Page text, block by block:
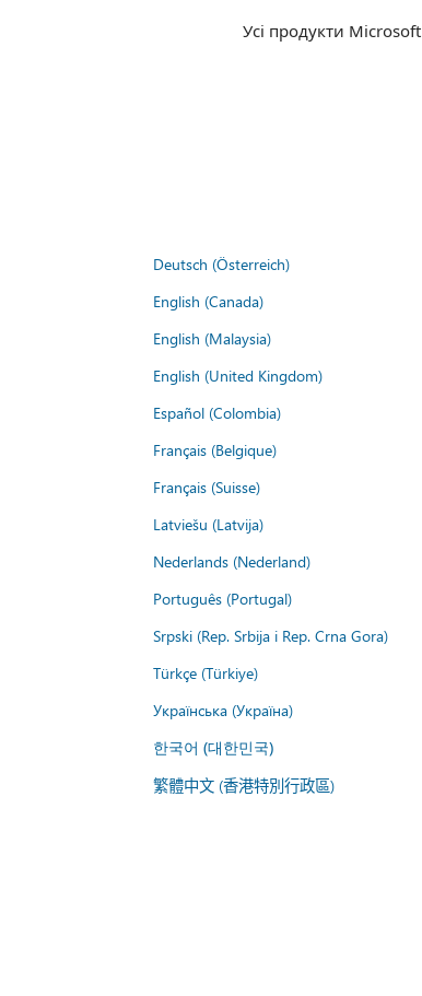
Усі продукти Microsoft
Deutsch (Österreich)
English (Canada)
English (Malaysia)
English (United Kingdom)
Español (Colombia)
Français (Belgique)
Français (Suisse)
Latviešu (Latvija)
Nederlands (Nederland)
Português (Portugal)
Srpski (Rep. Srbija i Rep. Crna Gora)
Türkçe (Türkiye)
Українська (Україна)
한국어 (대한민국)
繁體中文 (香港特別行政區)